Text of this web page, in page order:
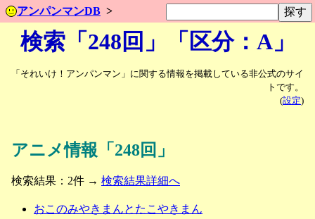
アンパンマンDB
検索「248回」「区分：A」
「それいけ！アンパンマン」に関する情報を掲載している非公式のサイ
トです。
(設定)
アニメ情報「248回」
検索結果：2件 → 検索結果詳細へ
おこのみやきまんとたこやきまん